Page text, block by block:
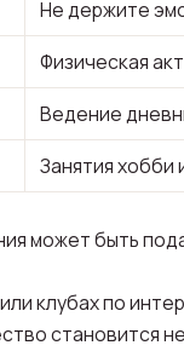
Не держите
Физическая
Ведение
Занятия хобби
может быть
клубах по
становится